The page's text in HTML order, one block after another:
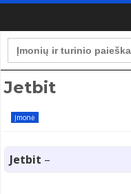
Search
for:
Jetbit
Įmonė
Jetbit –